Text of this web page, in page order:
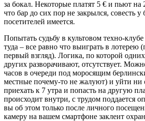
за бокал. Некоторые платят 5 € и пьют на
что бар до сих пор не закрылся, совесть у
посетителей имеется.
Попытать судьбу в культовом техно-
туда – все равно что выиграть в лотерею
первый взгляд). Логика, по которой
других разворачивают, отсутствует.
часов в очереди под моросящим
местные почему-то не жалуют) и уйти
приехать к 7 утра и попасть на другую
происходит внутри, с трудом поддается
вы об этом только после личного
камеру на вашем смартфоне заклеит